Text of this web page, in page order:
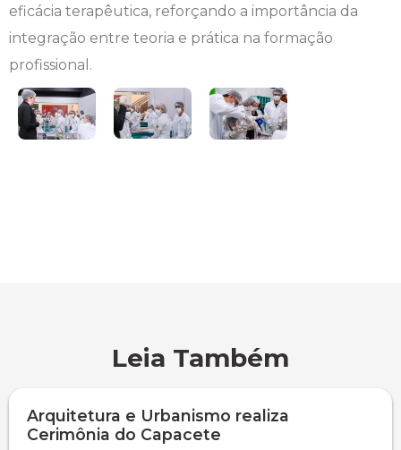
eficácia terapêutica, reforçando a importância da
integração entre teoria e prática na formação
profissional.
Leia Também
Arquitetura e Urbanismo realiza
Cerimônia do Capacete
Medicina
Nutrição
Minha Biblioteca
Ouvidoria
Simulado Preparatório
NAPP e NAPC
Portal do RH